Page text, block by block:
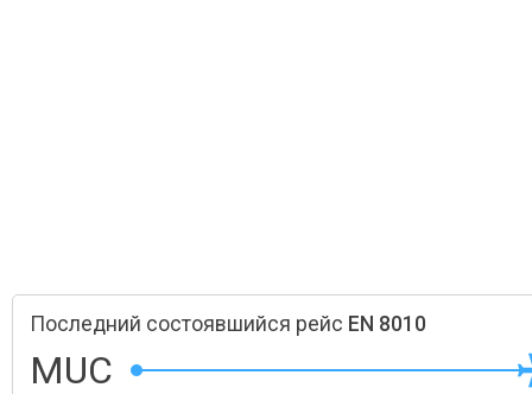
Последний состоявшийся рейс EN 8010
MUC